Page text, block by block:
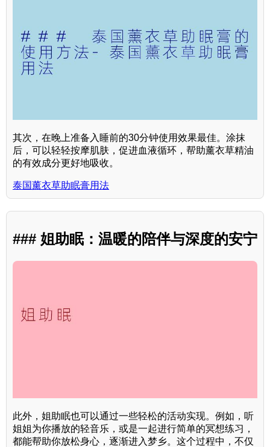
其次，在晚上准备入睡前的30分钟使用效果最佳。涂抹
后，可以轻轻按摩肌肤，促进血液循环，帮助薰衣草精油
的有效成分更好地吸收。
泰国薰衣草助眠膏用法
### 姐助眠：温暖的陪伴与深度的安宁
此外，姐助眠也可以通过一些轻松的活动实现。例如，听
姐姐为你播放的轻音乐，或是一起进行简单的冥想练习，
都能帮助你放松身心，逐渐进入梦乡。这个过程中，不仅